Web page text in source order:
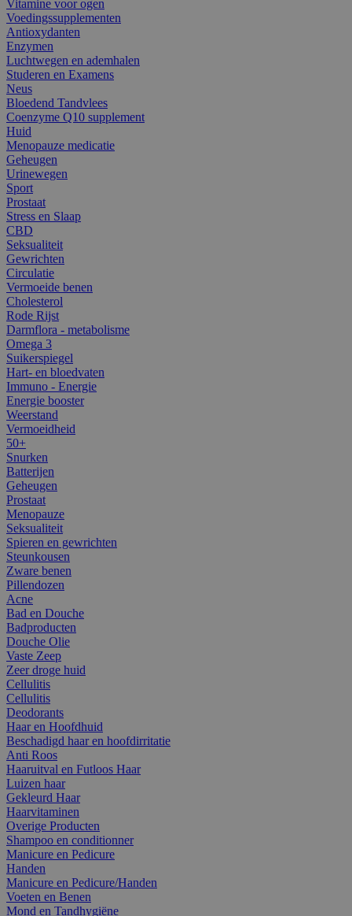
Vitamine voor ogen
Voedingssupplementen
Antioxydanten
Enzymen
Luchtwegen en ademhalen
Studeren en Examens
Neus
Bloedend Tandvlees
Coenzyme Q10 supplement
Huid
Menopauze medicatie
Geheugen
Urinewegen
Sport
Prostaat
Stress en Slaap
CBD
Seksualiteit
Gewrichten
Circulatie
Vermoeide benen
Cholesterol
Rode Rijst
Darmflora - metabolisme
Omega 3
Suikerspiegel
Hart- en bloedvaten
Immuno - Energie
Energie booster
Weerstand
Vermoeidheid
50+
Snurken
Batterijen
Geheugen
Prostaat
Menopauze
Seksualiteit
Spieren en gewrichten
Steunkousen
Zware benen
Pillendozen
Acne
Bad en Douche
Badproducten
Douche Olie
Vaste Zeep
Zeer droge huid
Cellulitis
Cellulitis
Deodorants
Haar en Hoofdhuid
Beschadigd haar en hoofdirritatie
Anti Roos
Haaruitval en Futloos Haar
Luizen haar
Gekleurd Haar
Haarvitaminen
Overige Producten
Shampoo en conditionner
Manicure en Pedicure
Handen
Manicure en Pedicure/Handen
Voeten en Benen
Mond en Tandhygiëne